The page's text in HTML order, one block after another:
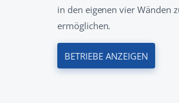
in den eigenen vier Wänden
ermöglichen.
BETRIEBE ANZEIGEN